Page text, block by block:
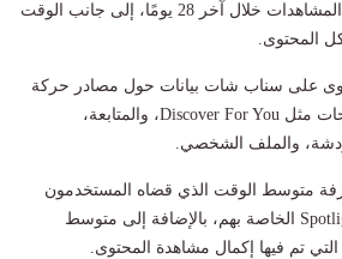
حصلت على أكبر عدد من المشاهدات خلال آخر 28 يومًا، إلى جانب الوقت
المحتوى.
على سناب شات بيانات حول مصادر حركة
المرور، بما في ذلك الصفحات مثل Discover For You، والمتابعة،
متوسط الوقت الذي قضاه المستخدمون
في مشاهدة منشورات Spotlight الخاصة بهم، بالإضافة إلى متوسط
التي تم فيها إكمال مشاهدة المحتوى.